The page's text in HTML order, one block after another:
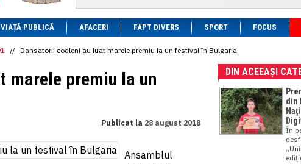
1 BGN= 2.5449 RON
1 CAD= 3.1559 RON
1 CHF= 5.2813 RON
1 CNY= 0.6015 RON
= 0.6668 RON
1 EGP = 0.0860 RON
1 MXN= 0.2227 RON
1 NOK= 0.4191 RON
VIAȚĂ PUBLICĂ AFACERI FAPT DIVERS SPORT FOCUS
// Dansatorii codleni au luat marele premiu la un festival în Bulgaria
marele premiu la un
Publicat la 28 august 2018
Ansamblul
DIN ACEEAȘI
din
În